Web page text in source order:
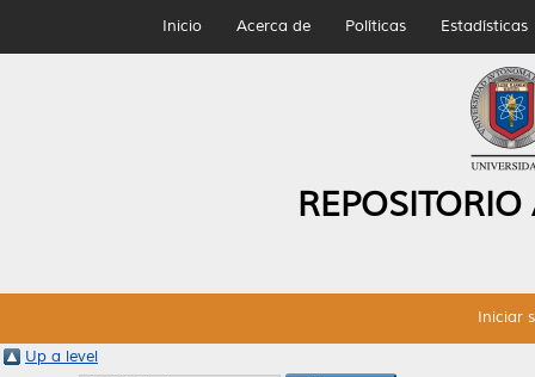
Inicio Acerca de Políticas Estadísticas
Iniciar
Up a level